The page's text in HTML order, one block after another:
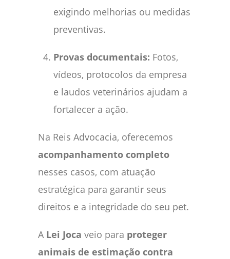
exigindo melhorias ou medidas
preventivas.
Provas documentais: Fotos,
vídeos, protocolos da empresa
e laudos veterinários ajudam a
fortalecer a ação.
Na Reis Advocacia, oferecemos
acompanhamento completo
nesses casos, com atuação
estratégica para garantir seus
direitos e a integridade do seu pet.
A Lei Joca veio para proteger
animais de estimação contra